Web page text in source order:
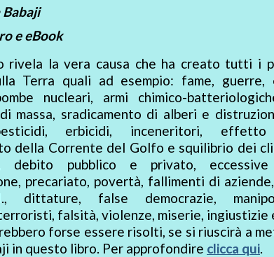
e eBook
rivela la vera causa che ha creato tutti i
Terra quali ad esempio: fame, guerre,
nucleari, armi chimico-
massa, sradicamento di alberi e
erbicidi, inceneritori, effetto
della Corrente del Golfo e squilibrio dei
debito pubblico e privato,
precariato, povertà, fallimenti di
dittature, false democrazie,
falsità, violenze, miserie, ingiustizie
forse essere risolti, se si riuscirà a
in questo libro. Per approfondire clicca qui.